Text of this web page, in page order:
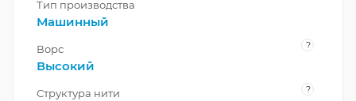
Тип производства
Машинный
Ворс ?
Высокий
Структура нити ?